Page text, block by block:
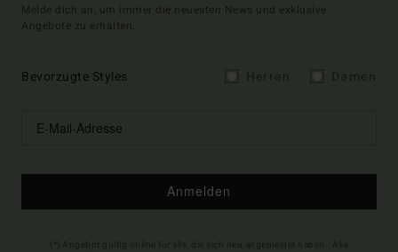
Melde dich an, um immer die neuesten News und exklusive
Angebote zu erhalten.
Bevorzugte Styles
Anmelden